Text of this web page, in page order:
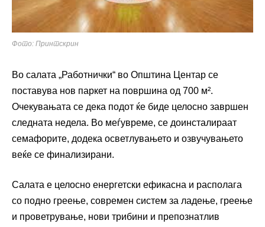
Фото: Принтскрин
Во салата „Работнички“ во Општина Центар се
поставува нов паркет на површина од 700 м².
Очекувањата се дека подот ќе биде целосно завршен
следната недела. Во меѓувреме, се доинсталираат
семафорите, додека осветлувањето и озвучувањето
веќе се финализирани.
Салата е целосно енергетски ефикасна и располага
со подно греење, современ систем за ладење, греење
и проветрување, нови трибини и препознатлив